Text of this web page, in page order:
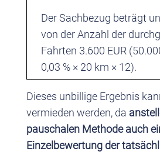
Der Sachbezug beträgt
von der Anzahl der
Fahrten 3.600 EUR
0,03 % × 20 km × 12).
Dieses unbillige Ergebnis
vermieden werden, da
pauschalen Methode auch
Einzelbewertung der